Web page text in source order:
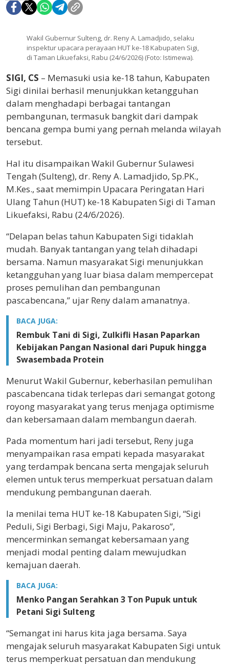
Wakil Gubernur Sulteng, dr. Reny A. Lamadjido, selaku
inspektur upacara perayaan HUT ke-18 Kabupaten Sigi,
di Taman Likuefaksi, Rabu (24/6/2026) (Foto: Istimewa).
SIGI, CS – Memasuki usia ke-18 tahun, Kabupaten
Sigi dinilai berhasil menunjukkan ketangguhan
dalam menghadapi berbagai tantangan
pembangunan, termasuk bangkit dari dampak
bencana gempa bumi yang pernah melanda wilayah
tersebut.
Hal itu disampaikan Wakil Gubernur Sulawesi
Tengah (Sulteng), dr. Reny A. Lamadjido, Sp.PK.,
M.Kes., saat memimpin Upacara Peringatan Hari
Ulang Tahun (HUT) ke-18 Kabupaten Sigi di Taman
Likuefaksi, Rabu (24/6/2026).
“Delapan belas tahun Kabupaten Sigi tidaklah
mudah. Banyak tantangan yang telah dihadapi
bersama. Namun masyarakat Sigi menunjukkan
ketangguhan yang luar biasa dalam mempercepat
proses pemulihan dan pembangunan
pascabencana,” ujar Reny dalam amanatnya.
BACA JUGA:
Rembuk Tani di Sigi, Zulkifli Hasan Paparkan
Kebijakan Pangan Nasional dari Pupuk hingga
Swasembada Protein
Menurut Wakil Gubernur, keberhasilan pemulihan
pascabencana tidak terlepas dari semangat gotong
royong masyarakat yang terus menjaga optimisme
dan kebersamaan dalam membangun daerah.
Pada momentum hari jadi tersebut, Reny juga
menyampaikan rasa empati kepada masyarakat
yang terdampak bencana serta mengajak seluruh
elemen untuk terus memperkuat persatuan dalam
mendukung pembangunan daerah.
Ia menilai tema HUT ke-18 Kabupaten Sigi, “Sigi
Peduli, Sigi Berbagi, Sigi Maju, Pakaroso”,
mencerminkan semangat kebersamaan yang
menjadi modal penting dalam mewujudkan
kemajuan daerah.
BACA JUGA:
Menko Pangan Serahkan 3 Ton Pupuk untuk
Petani Sigi Sulteng
“Semangat ini harus kita jaga bersama. Saya
mengajak seluruh masyarakat Kabupaten Sigi untuk
terus memperkuat persatuan dan mendukung